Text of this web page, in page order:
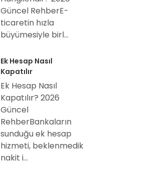
Güncel RehberE-
ticaretin hızla
büyümesiyle birl...
Ek Hesap Nasıl
Kapatılır
Ek Hesap Nasıl
Kapatılır? 2026
Güncel
RehberBankaların
sunduğu ek hesap
hizmeti, beklenmedik
nakit i...